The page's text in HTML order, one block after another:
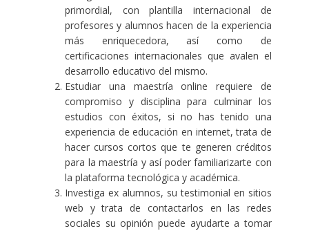
primordial, con plantilla internacional de
profesores y alumnos hacen de la experiencia
más enriquecedora, así como de
certificaciones internacionales que avalen el
desarrollo educativo del mismo.
Estudiar una maestría online requiere de
compromiso y disciplina para culminar los
estudios con éxitos, si no has tenido una
experiencia de educación en internet, trata de
hacer cursos cortos que te generen créditos
para la maestría y así poder familiarizarte con
la plataforma tecnológica y académica.
Investiga ex alumnos, su testimonial en sitios
web y trata de contactarlos en las redes
sociales su opinión puede ayudarte a tomar